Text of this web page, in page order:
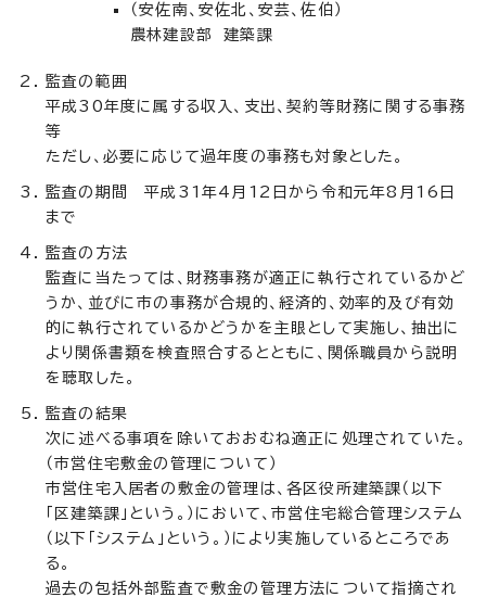
（安佐南、安佐北、安芸、佐伯）
農林建設部 建築課
監査の範囲
平成30年度に属する収入、支出、契約等財務に関する事務
等
ただし、必要に応じて過年度の事務も対象とした。
監査の期間 平成31年4月12日から令和元年8月16日
まで
監査の方法
監査に当たっては、財務事務が適正に執行されているかど
うか、並びに市の事務が合規的、経済的、効率的及び有効
的に執行されているかどうかを主眼として実施し、抽出に
より関係書類を検査照合するとともに、関係職員から説明
を聴取した。
監査の結果
次に述べる事項を除いておおむね適正に処理されていた。
（市営住宅敷金の管理について）
市営住宅入居者の敷金の管理は、各区役所建築課（以下
「区建築課」という。）において、市営住宅総合管理システム
（以下「システム」という。）により実施しているところであ
る。
過去の包括外部監査で敷金の管理方法について指摘され